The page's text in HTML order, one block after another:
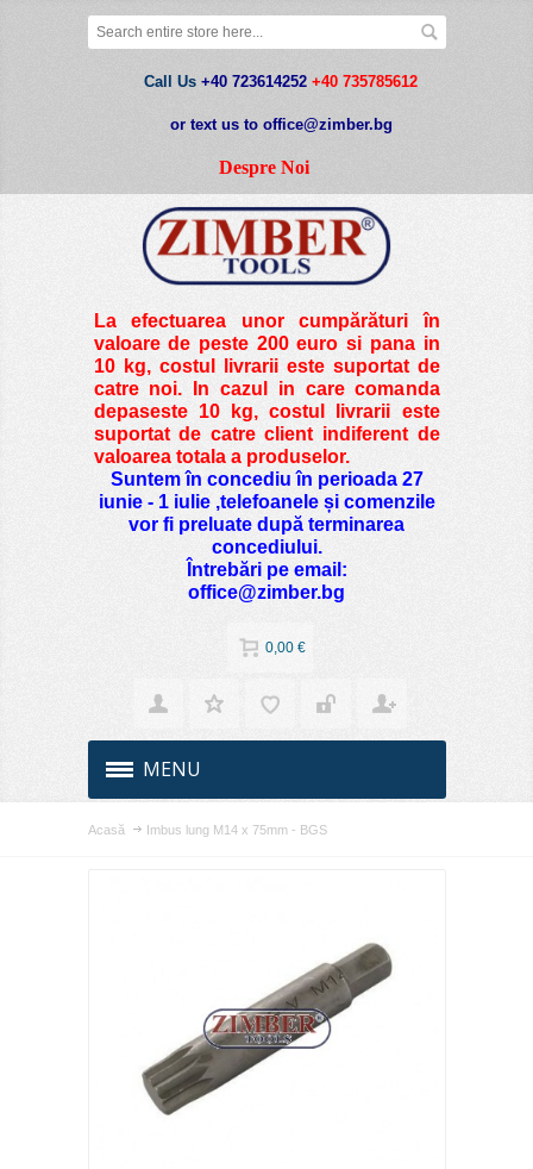
Call Us +40 723614252 +40 735785612
or text us to office@zimber.bg
Despre Noi
La efectuarea unor cumpărături în
valoare de peste200 euro si pana in
10 kg, costul livrarii este suportat de
catre noi. In cazul in care comanda
depaseste 10 kg, costul livrarii este
suportat de catre client indiferent de
valoarea totala a produselor.
Suntem în concediu în perioada 27
iunie - 1 iulie ,telefoanele și comenzile
vor fi preluate după terminarea
concediului.
Întrebări pe email:
office@zimber.bg
0,00 €
MENU
Acasă Imbus lung M14 x 75mm - BGS